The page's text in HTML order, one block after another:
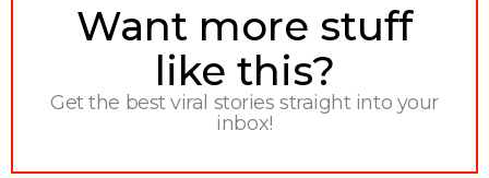
NEWSLETTER
Want more stuff
like this?
Get the best viral stories straight into your
inbox!